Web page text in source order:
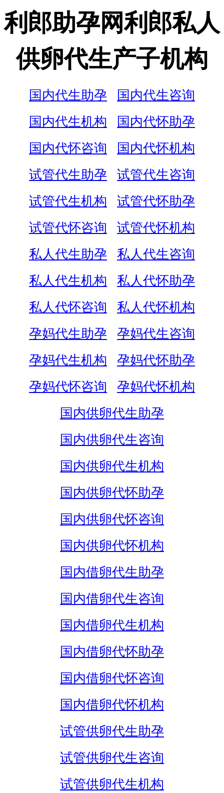
利郎助孕网利郎私人
供卵代生产子机构
国内代生助孕
国内代生咨询
国内代生机构
国内代怀助孕
国内代怀咨询
国内代怀机构
试管代生助孕
试管代生咨询
试管代生机构
试管代怀助孕
试管代怀咨询
试管代怀机构
私人代生助孕
私人代生咨询
私人代生机构
私人代怀助孕
私人代怀咨询
私人代怀机构
孕妈代生助孕
孕妈代生咨询
孕妈代生机构
孕妈代怀助孕
孕妈代怀咨询
孕妈代怀机构
国内供卵代生助孕
国内供卵代生咨询
国内供卵代生机构
国内供卵代怀助孕
国内供卵代怀咨询
国内供卵代怀机构
国内借卵代生助孕
国内借卵代生咨询
国内借卵代生机构
国内借卵代怀助孕
国内借卵代怀咨询
国内借卵代怀机构
试管供卵代生助孕
试管供卵代生咨询
试管供卵代生机构